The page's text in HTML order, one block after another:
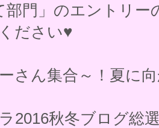
部門」のエントリー
ださい♥
さん集合～！夏に
ラ2016秋冬ブログ